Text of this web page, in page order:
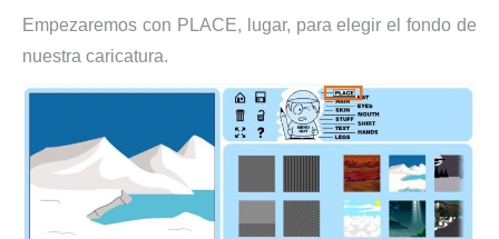
Empezaremos con PLACE, lugar, para elegir el fondo de
nuestra caricatura.